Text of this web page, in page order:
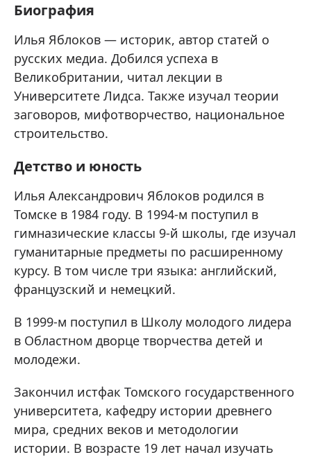
Биография
Илья Яблоков — историк, автор статей о
русских медиа. Добился успеха в
Великобритании, читал лекции в
Университете Лидса. Также изучал теории
заговоров, мифотворчество, национальное
строительство.
Детство и юность
Илья Александрович Яблоков родился в
Томске в 1984 году. В 1994-м поступил в
гимназические классы 9-й школы, где изучал
гуманитарные предметы по расширенному
курсу. В том числе три языка: английский,
французский и немецкий.
В 1999-м поступил в Школу молодого лидера
в Областном дворце творчества детей и
молодежи.
Закончил истфак Томского государственного
университета, кафедру истории древнего
мира, средних веков и методологии
истории. В возрасте 19 лет начал изучать